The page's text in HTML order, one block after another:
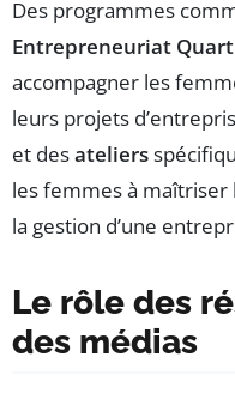
Des programmes
Entrepreneuriat
accompagner les
leurs projets
et desateliers
les femmes à maîtriser
la gestion d’une
Le rôle des
des médias